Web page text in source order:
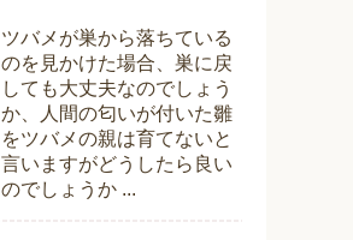
ツバメが巣から落ちている
のを見かけた場合、巣に戻
しても大丈夫なのでしょう
か、人間の匂いが付いた雛
をツバメの親は育てないと
言いますがどうしたら良い
のでしょうか ...